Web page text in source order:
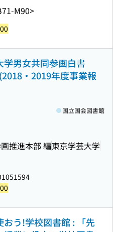
M90>
学男女共同参画白書
・2019年度事業報
推進本部 編東京学芸大学
国立国会図書館
おう!学校図書館 : 「先